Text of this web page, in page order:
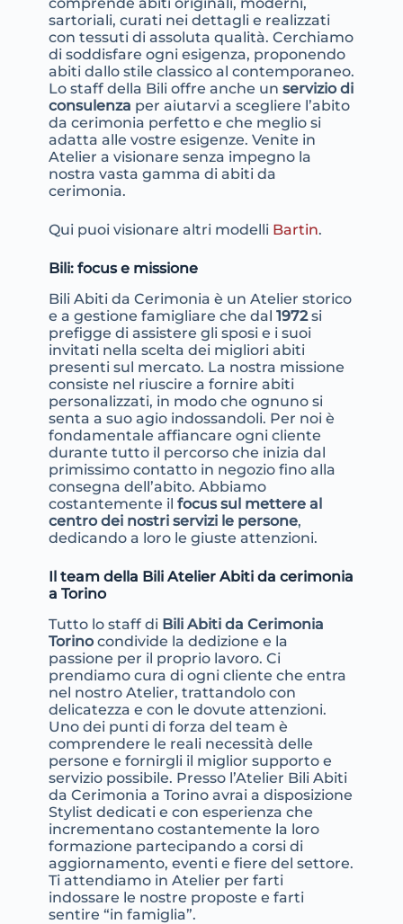
comprende abiti originali, moderni,
sartoriali, curati nei dettagli e realizzati
con tessuti di assoluta qualità. Cerchiamo
di soddisfare ogni esigenza, proponendo
abiti dallo stile classico al contemporaneo.
Lo staff della Bili offre anche un servizio di
consulenza per aiutarvi a scegliere l’abito
da cerimonia perfetto e che meglio si
adatta alle vostre esigenze. Venite in
Atelier a visionare senza impegno la
nostra vasta gamma di abiti da
cerimonia.
Qui puoi visionare altri modelli Bartin.
Bili: focus e missione
Bili Abiti da Cerimonia è un Atelier storico
e a gestione famigliare che dal 1972si
prefigge di assistere gli sposi e i suoi
invitati nella scelta dei migliori abiti
presenti sul mercato. La nostra missione
consiste nel riuscire a fornire abiti
personalizzati, in modo che ognuno si
senta a suo agio indossandoli. Per noi è
fondamentale affiancare ogni cliente
durante tutto il percorso che inizia dal
primissimo contatto in negozio fino alla
consegna dell’abito. Abbiamo
costantemente il focus sul mettere al
centro dei nostri servizi le persone,
dedicando a loro le giuste attenzioni.
Il team della Bili Atelier Abiti da cerimonia
a Torino
Tutto lo staff di Bili Abiti da Cerimonia
Torinocondivide la dedizione e la
passione per il proprio lavoro. Ci
prendiamo cura di ogni cliente che entra
nel nostro Atelier, trattandolo con
delicatezza e con le dovute attenzioni.
Uno dei punti di forza del team è
comprendere le reali necessità delle
persone e fornirgli il miglior supporto e
servizio possibile. Presso l’Atelier Bili Abiti
da Cerimonia a Torino avrai a disposizione
Stylist dedicati e con esperienza che
incrementano costantemente la loro
formazione partecipando a corsi di
aggiornamento, eventi e fiere del settore.
Ti attendiamo in Atelier per farti
indossare le nostre proposte e farti
sentire “in famiglia”.